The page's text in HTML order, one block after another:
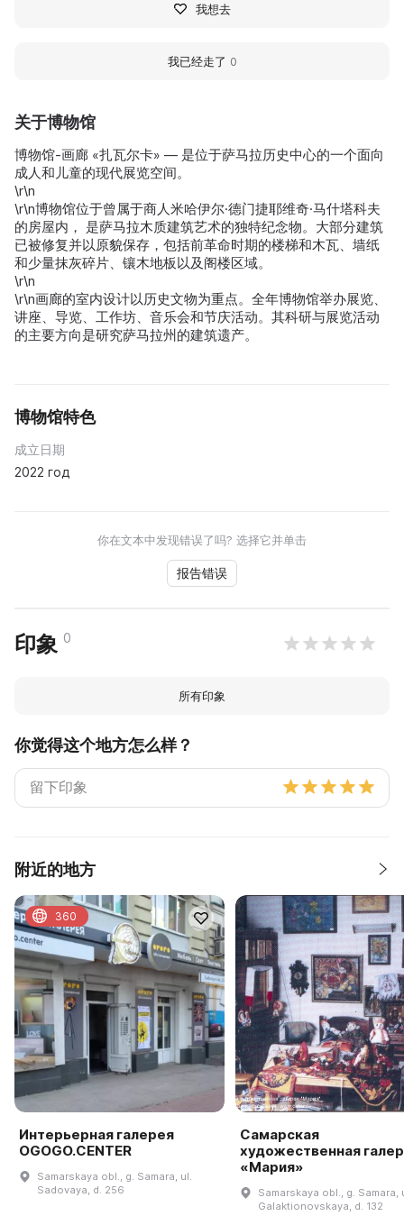
关于博物馆
博物馆-画廊 «扎瓦尔卡» — 是位于萨马拉历史中心的一个面向
成人和儿童的现代展览空间。
\r\n
\r\n博物馆位于曾属于商人米哈伊尔·德门捷耶维奇·马什塔科夫
的房屋内， 是萨马拉木质建筑艺术的独特纪念物。大部分建筑
已被修复并以原貌保存，包括前革命时期的楼梯和木瓦、墙纸
和少量抹灰碎片、镶木地板以及阁楼区域。
\r\n
\r\n画廊的室内设计以历史文物为重点。全年博物馆举办展览、
讲座、导览、工作坊、音乐会和节庆活动。其科研与展览活动
的主要方向是研究萨马拉州的建筑遗产。
博物馆特色
成立日期
2022 год
你在文本中发现错误了吗? 选择它并单击
报告错误
印象 0
所有印象
你觉得这个地方怎么样？
附近的地方
Интерьерная галерея
OGOGO.CENTER
Samarskaya obl., g. Samara, ul.
Sadovaya, d. 256
360
Самарская
художественная
«Мария»
Samarskaya obl., g. Samara,
Galaktionovskaya, d. 132
我想去
我已经走了 0